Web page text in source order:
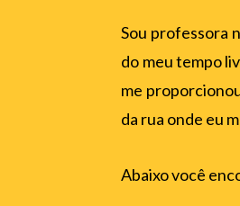
Sou professora
do meu tempo
me
da rua onde eu
Abaixo você